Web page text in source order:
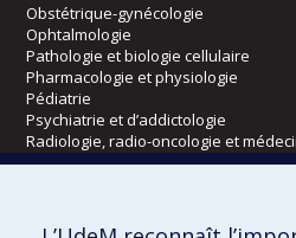
Obstétrique-gynécologie
Ophtalmologie
Pathologie et biologie cellulaire
Pharmacologie et physiologie
Pédiatrie
Psychiatrie et d’addictologie
Radiologie, radio-oncologie et